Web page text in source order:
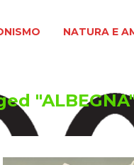
NATURA E